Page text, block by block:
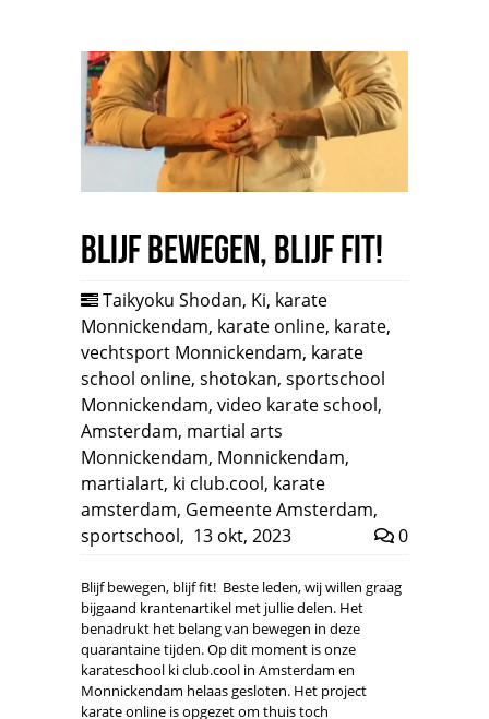
Blijf bewegen, blijf fit!
Taikyoku Shodan, Ki, karate
Monnickendam, karate online, karate,
vechtsport Monnickendam, karate
school online, shotokan, sportschool
Monnickendam, video karate school,
Amsterdam, martial arts
Monnickendam, Monnickendam,
martialart, ki club.cool, karate
amsterdam, Gemeente Amsterdam,
sportschool, 13 okt, 2023 0
Blijf bewegen, blijf fit! Beste leden, wij willen graag
bijgaand krantenartikel met jullie delen. Het
benadrukt het belang van bewegen in deze
quarantaine tijden. Op dit moment is onze
karateschool ki club.cool in Amsterdam en
Monnickendam helaas gesloten. Het project
karate online is opgezet om thuis toch